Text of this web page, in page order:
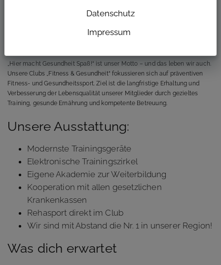
gefördert und Teil eines Teams, das gemeinsam stark ist.
„Hier macht Gesundheit Spaß!“ ist unser Motto – und das leben wir auch.
Unsere Clubs „Fitness & Gesundheit“ fokussieren sich auf präventiven
Fitness- und Gesundheitssport. Ziel ist die langfristige Erhaltung und
Verbesserung der Lebensqualität unserer Mitglieder durch gezieltes
Training, gesunde Ernährung und kompetente Betreuung.
Unsere Ausstattung:
Modernste Trainingsgeräte
Elektronische Trainingszirkel
Eigene Akademie zur Weiterbildung
Kooperation mit allen gesetzlichen
Krankenkassen
Rehasport direkt im Club
Wir sind mit Abstand die Nr. 1 in unserer Region!
Was dich erwartet
Datenschutz
Impressum